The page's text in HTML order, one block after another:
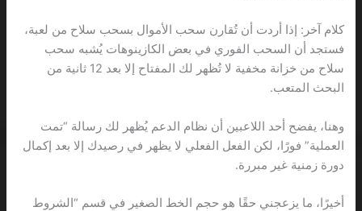
كلام آخر: إذا أردت أن تُقارن سحب الأموال بسحب سلاح من لعبة،
فستجد أن السحب الفوري في بعض الكازينوهات يُشبه سحب
سلاح من خزانة مخفية لا تُظهر لك المفتاح إلا بعد 12 ثانية من
البحث المتعب.
وهنا، يفضح أحد اللاعبين أن نظام الدعم يُظهر لك رسالة “تمت
العملية” فورًا، لكن الفعل الفعلي لا يظهر في رصيدك إلا بعد إكمال
دورة زمنية غير مبررة.
أخيرًا، ما يزعجني حقًا هو حجم الخط الصغير في قسم “الشروط